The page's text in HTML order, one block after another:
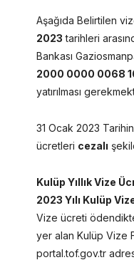
Aşağıda Belirtilen
2023 tarihleri
Bankası
2000 0000 0068
yatırılması
31 Ocak 2023
ücretleri cezalı
Kulüp Yıllık Vize
2023 Yılı Kulüp
Vize ücreti
yer alan Kulüp Vize
portal.tof.gov.tr